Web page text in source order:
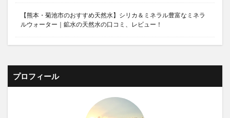
【熊本・菊池市のおすすめ天然水】シリカ＆ミネラル豊富なミネラ
ルウォーター｜鉱水の天然水の口コミ、レビュー！
プロフィール